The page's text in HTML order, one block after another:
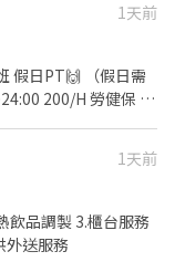
1樓 宜蘭中山店 宜蘭
縣宜蘭市校舍一路
幫點選
電話及職缺截圖即
Jason - ❌
1天前
假日PT🙌 （假日需
） 或是直接帶履歷
1天前
外送服務